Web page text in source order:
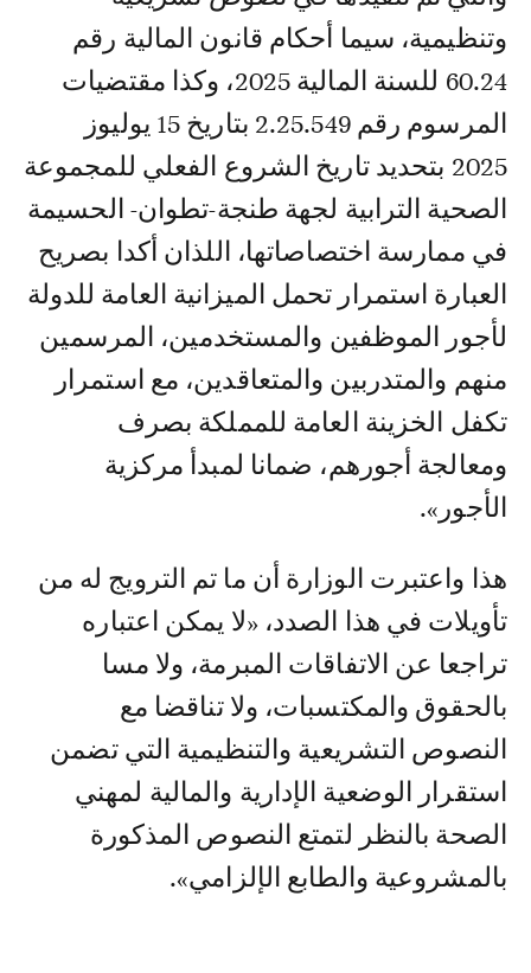
وتنظيمية، سيما أحكام قانون المالية رقم
60.24 للسنة المالية 2025، وكذا مقتضيات
المرسوم رقم 2.25.549 بتاريخ 15 يوليوز
2025 بتحديد تاريخ الشروع الفعلي للمجموعة
الصحية الترابية لجهة طنجة-تطوان- الحسيمة
في ممارسة اختصاصاتها، اللذان أكدا بصريح
العبارة استمرار تحمل الميزانية العامة للدولة
لأجور الموظفين والمستخدمين، المرسمين
منهم والمتدربين والمتعاقدين، مع استمرار
تكفل الخزينة العامة للمملكة بصرف
ومعالجة أجورهم، ضمانا لمبدأ مركزية
الأجور».
هذا واعتبرت الوزارة أن ما تم الترويج له من
تأويلات في هذا الصدد، «لا يمكن اعتباره
تراجعا عن الاتفاقات المبرمة، ولا مسا
بالحقوق والمكتسبات، ولا تناقضا مع
النصوص التشريعية والتنظيمية التي تضمن
استقرار الوضعية الإدارية والمالية لمهني
الصحة بالنظر لتمتع النصوص المذكورة
بالمشروعية والطابع الإلزامي».